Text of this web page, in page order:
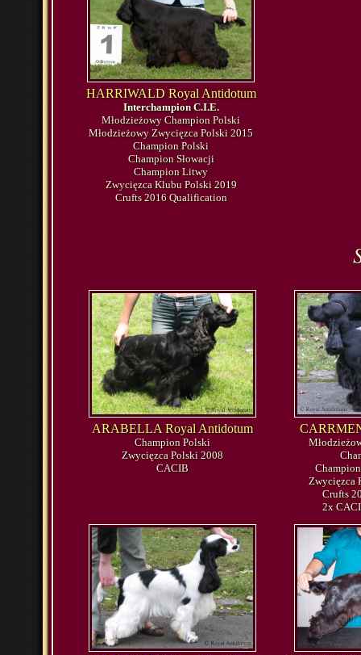
HARRIWALD Royal Antidotum
Interchampion C.I.E.
Młodzieżowy Champion Polski
Młodzieżowy Zwycięzca Polski 2015
Champion Polski
Champion Słowacji
Champion Litwy
Zwycięzca Klubu Polski 2019
Crufts 2016 Qualification
ARABELLA Royal Antidotum
Champion Polski
Zwycięzca Polski 2008
CACIB
Zwycięzca
Crufts
2x